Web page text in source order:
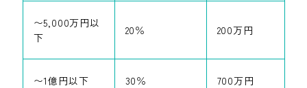
〜5,000万円以
下
20％ 200万円
〜1億円以下 30％ 700万円